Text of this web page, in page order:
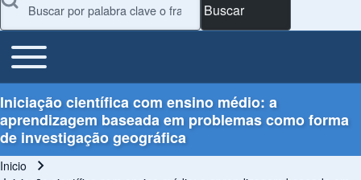
Main Menu
Toggle main menu
Iniciação científica com ensino médio: a
aprendizagem baseada em problemas como forma
de investigação geográfica
Inicio